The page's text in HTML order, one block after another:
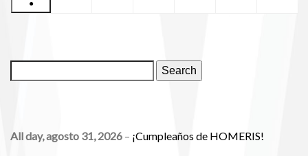
●
Search
All day,agosto 31, 2026 – ¡Cumpleaños de HOMERIS!